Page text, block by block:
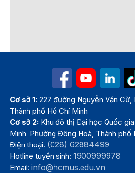
Cơ sở 1: 227 đường Nguyễn Văn Cừ,
Thành phố Hồ Chí Minh
Cơ sở 2: Khu đô thị Đại học Quốc
Minh, Phường Đông Hoà, Thành phố
Điện thoại: (028) 62884499
Hotline tuyển sinh:1900999978
Email:info@hcmus.edu.vn